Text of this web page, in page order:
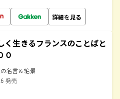
詳細を見る
く生きるフランスのことばと
０
名言＆絶景
発売